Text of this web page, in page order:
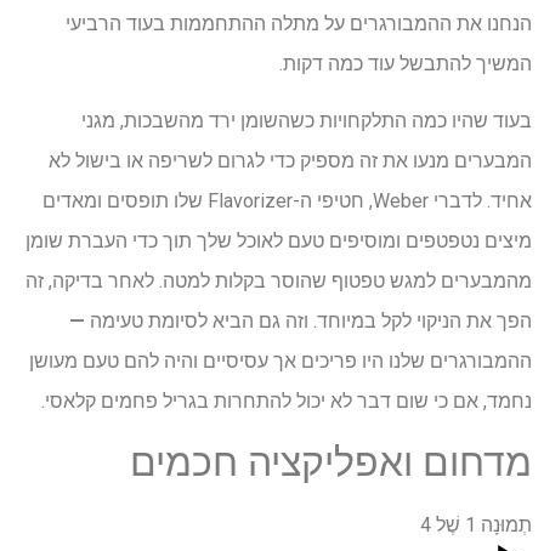
הנחנו את ההמבורגרים על מתלה ההתחממות בעוד הרביעי
המשיך להתבשל עוד כמה דקות.
בעוד שהיו כמה התלקחויות כשהשומן ירד מהשבכות, מגני
המבערים מנעו את זה מספיק כדי לגרום לשריפה או בישול לא
אחיד. לדברי Weber, חטיפי ה-Flavorizer שלו תופסים ומאדים
מיצים נטפטפים ומוסיפים טעם לאוכל שלך תוך כדי העברת שומן
מהמבערים למגש טפטוף שהוסר בקלות למטה. לאחר בדיקה, זה
הפך את הניקוי לקל במיוחד. וזה גם הביא לסיומת טעימה —
ההמבורגרים שלנו היו פריכים אך עסיסיים והיה להם טעם מעושן
נחמד, אם כי שום דבר לא יכול להתחרות בגריל פחמים קלאסי.
מדחום ואפליקציה חכמים
תְמוּנָה 1 שֶׁל 4